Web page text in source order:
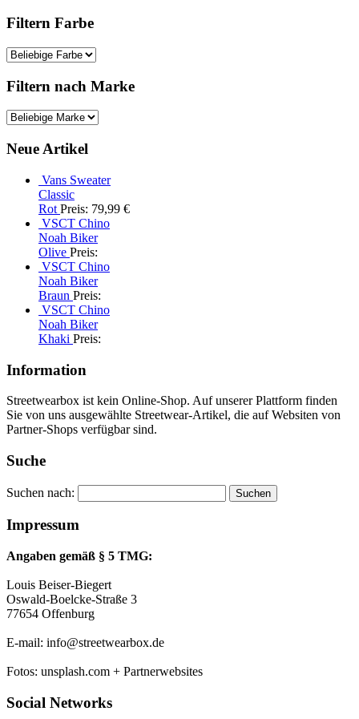
Filtern Farbe
Filtern nach Marke
Neue Artikel
Vans Sweater
Classic
Rot Preis: 79,99 €
VSCT Chino
Noah Biker
Olive Preis:
VSCT Chino
Noah Biker
Braun Preis:
VSCT Chino
Noah Biker
Khaki Preis:
Information
Streetwearbox ist kein Online-Shop. Auf unserer Plattform finden
Sie von uns ausgewählte Streetwear-Artikel, die auf Websiten von
Partner-Shops verfügbar sind.
Suche
Suchen nach:
Impressum
Angaben gemäß § 5 TMG:
Louis Beiser-Biegert
Oswald-Boelcke-Straße 3
77654 Offenburg
E-mail: info@streetwearbox.de
Fotos: unsplash.com + Partnerwebsites
Social Networks